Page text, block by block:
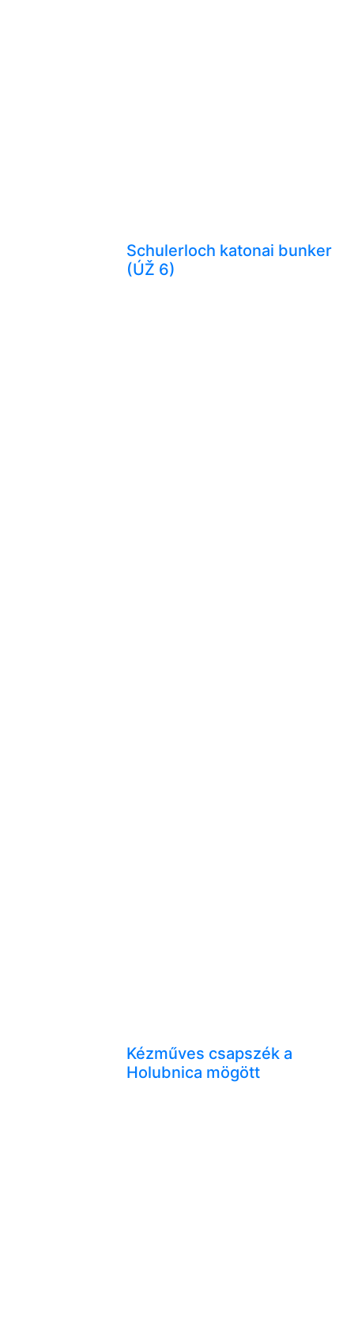
Schulerloch katonai bunker
(ÚŽ 6)
Kézműves csapszék a
Holubnica mögött